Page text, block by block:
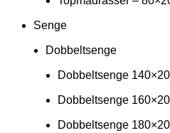
Senge
Dobbeltsenge
Dobbeltsenge
Dobbeltsenge
Dobbeltsenge